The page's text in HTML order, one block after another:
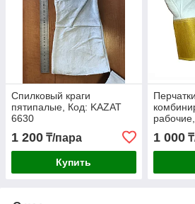
Спилковый краги
пятипалые, Код: KAZAT
6630
1 200 ₸/пара
Купить
видов
1 000